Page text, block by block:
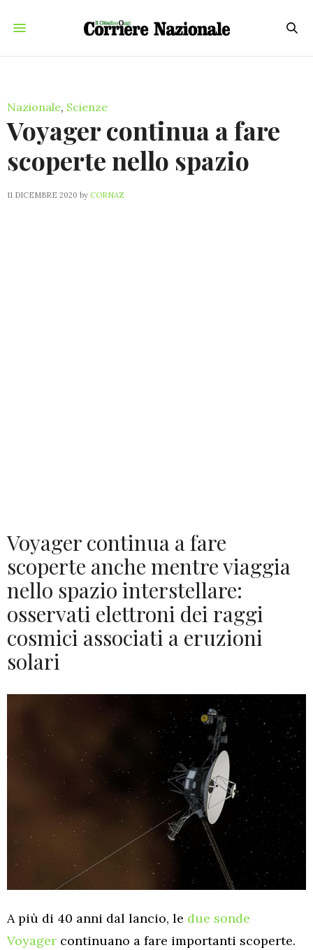
Nazionale, Scienze
Voyager continua a fare
scoperte nello spazio
11 DICEMBRE 2020 by CORNAZ
Voyager continua a fare
scoperte anche mentre viaggia
nello spazio interstellare:
osservati elettroni dei raggi
cosmici associati a eruzioni
solari
A più di 40 anni dal lancio, le due sonde
Voyager continuano a fare importanti scoperte.